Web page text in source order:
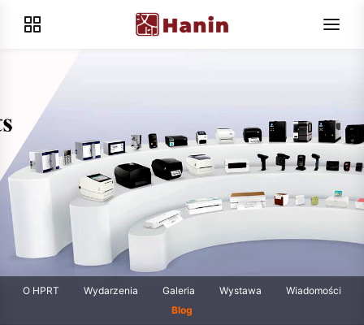
O HPRT Wydarzenia Galeria Wystawa
Wiadomości
Blog